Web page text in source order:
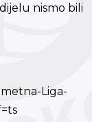
nismo bili
Liga-